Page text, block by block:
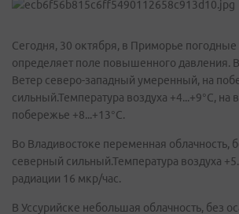
Сегодня, 30 октября, в Приморье погодные
определяет поле повышенного давления.
Ветер северо-западный умеренный, на
сильный.Температура воздуха +4...+9°C, на
побережье +8...+13°C.
Во Владивостоке переменная облачность,
северный сильный.Температура воздуха
радиации 16 мкр/час.
В Уссурийске небольшая облачность, без